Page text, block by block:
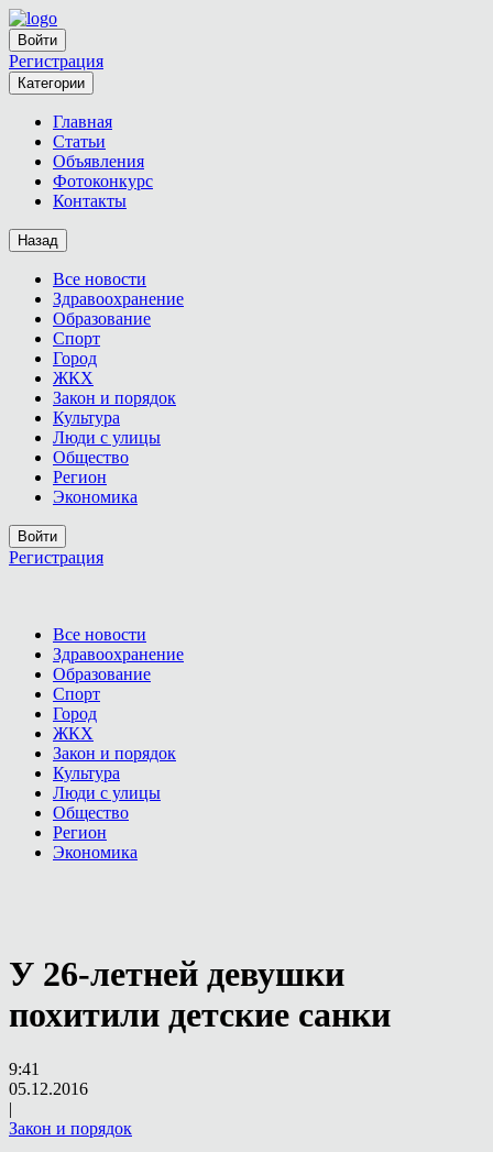
Войти
Регистрация
Категории
Главная
Статьи
Объявления
Фотоконкурс
Контакты
Назад
Все новости
Здравоохранение
Образование
Спорт
Город
ЖКХ
Закон и порядок
Культура
Люди с улицы
Общество
Регион
Экономика
Войти
Регистрация
Все новости
Здравоохранение
Образование
Спорт
Город
ЖКХ
Закон и порядок
Культура
Люди с улицы
Общество
Регион
Экономика
У 26-летней девушки
похитили детские санки
9:41
05.12.2016
|
Закон и порядок